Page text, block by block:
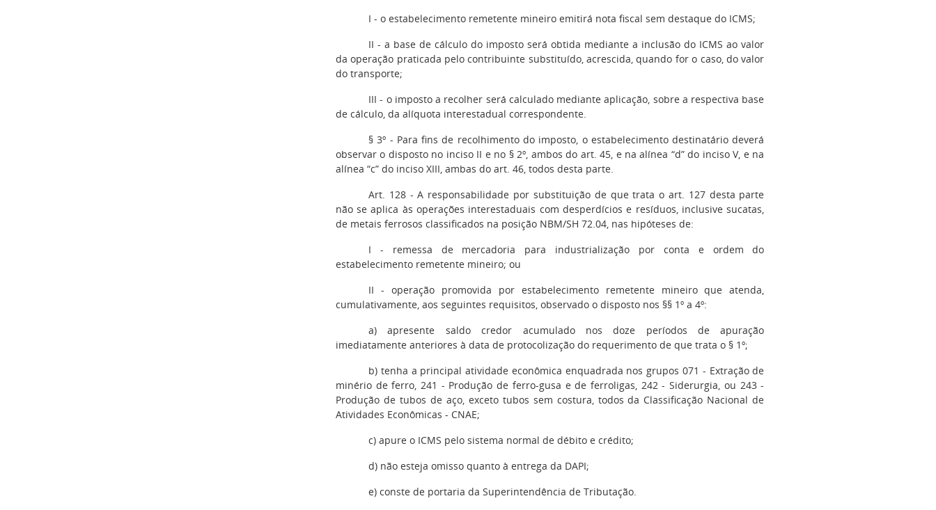
I - o estabelecimento remetente mineiro emitirá nota fiscal sem destaque do ICMS;
II - a base de cálculo do imposto será obtida mediante a inclusão do ICMS ao valor
da operação praticada pelo contribuinte substituído, acrescida, quando for o caso, do valor
do transporte;
III - o imposto a recolher será calculado mediante aplicação, sobre a respectiva base
de cálculo, da alíquota interestadual correspondente.
§ 3º - Para fins de recolhimento do imposto, o estabelecimento destinatário deverá
observar o disposto no inciso II e no § 2º, ambos do art. 45, e na alínea “d” do inciso V, e na
alínea “c” do inciso XIII, ambas do art. 46, todos desta parte.
Art. 128 - A responsabilidade por substituição de que trata o art. 127 desta parte
não se aplica às operações interestaduais com desperdícios e resíduos, inclusive sucatas,
de metais ferrosos classificados na posição NBM/SH 72.04, nas hipóteses de:
I - remessa de mercadoria para industrialização por conta e ordem do
estabelecimento remetente mineiro; ou
II - operação promovida por estabelecimento remetente mineiro que atenda,
cumulativamente, aos seguintes requisitos, observado o disposto nos §§ 1º a 4º:
a) apresente saldo credor acumulado nos doze períodos de apuração
imediatamente anteriores à data de protocolização do requerimento de que trata o § 1º;
b) tenha a principal atividade econômica enquadrada nos grupos 071 - Extração de
minério de ferro, 241 - Produção de ferro-gusa e de ferroligas, 242 - Siderurgia, ou 243 -
Produção de tubos de aço, exceto tubos sem costura, todos da Classificação Nacional de
Atividades Econômicas - CNAE;
c) apure o ICMS pelo sistema normal de débito e crédito;
d) não esteja omisso quanto à entrega da DAPI;
e) conste de portaria da Superintendência de Tributação.